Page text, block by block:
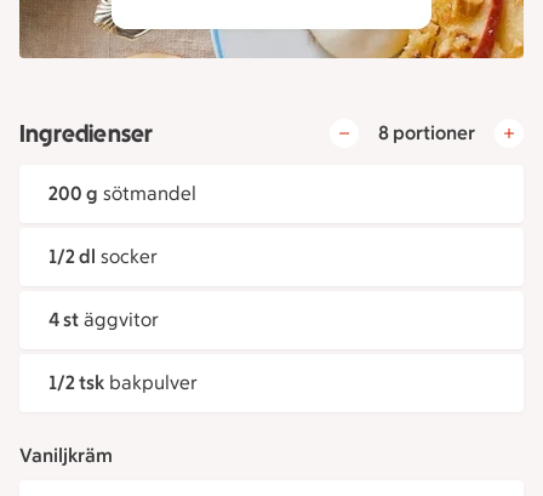
Ingredienser 8 portioner
200 g sötmandel
1/2 dl socker
4 st äggvitor
1/2 tsk bakpulver
Vaniljkräm